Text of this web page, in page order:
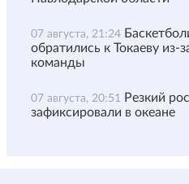
07 августа, 21:24
обратились к Токаеву из-
команды
07 августа, 20:51 Резкий
зафиксировали в океане